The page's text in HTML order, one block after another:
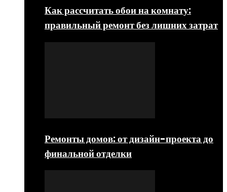
Как рассчитать обои на комнату:
правильный ремонт без лишних затрат
Ремонты домов: от дизайн-проекта до
финальной отделки